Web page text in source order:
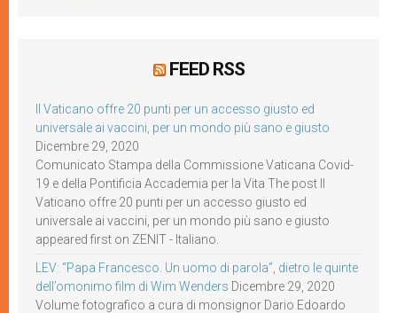
FEED RSS
Il Vaticano offre 20 punti per un accesso giusto ed
universale ai vaccini, per un mondo più sano e giusto
Dicembre 29, 2020
Comunicato Stampa della Commissione Vaticana Covid-
19 e della Pontificia Accademia per la Vita The post Il
Vaticano offre 20 punti per un accesso giusto ed
universale ai vaccini, per un mondo più sano e giusto
appeared first on ZENIT - Italiano.
LEV: “Papa Francesco. Un uomo di parola”, dietro le quinte
dell’omonimo film di Wim Wenders Dicembre 29, 2020
Volume fotografico a cura di monsignor Dario Edoardo